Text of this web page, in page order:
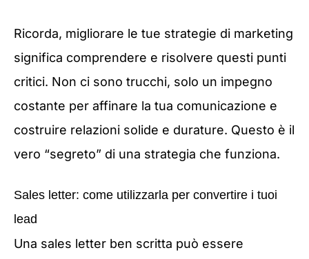
Ricorda, migliorare le tue strategie di marketing
significa comprendere e risolvere questi punti
critici. Non ci sono trucchi, solo un impegno
costante per affinare la tua comunicazione e
costruire relazioni solide e durature. Questo è il
vero “segreto” di una strategia che funziona.
Sales letter: come utilizzarla per convertire i tuoi
lead
Una sales letter ben scritta può essere